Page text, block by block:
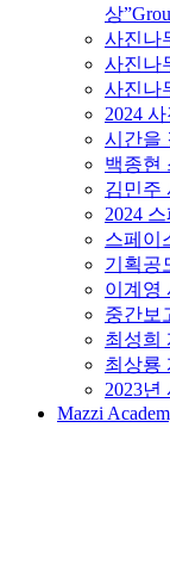
상
사진나
사진나
사진나
2024
시간을
백종현
김민주
2024
스페이
기획공
이계영
중간보
최성희
최상룡
2023년
Mazzi